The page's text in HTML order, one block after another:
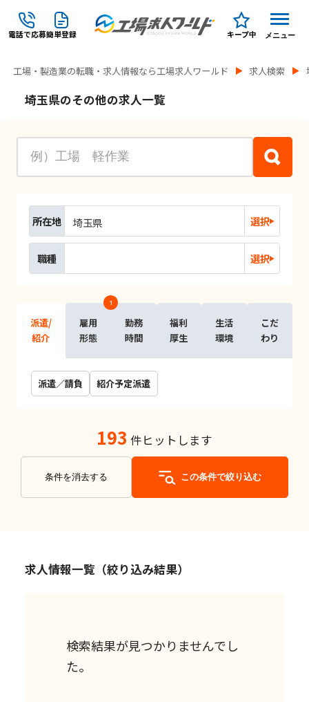
電話で応募簡単登録 キープ中 メニュー
工場・製造業の転職・求人情報なら工場求人ワールド 求人検索
埼玉県のその他の求人一覧
所在地 埼玉県 選択
職種 選択
派遣/
紹介
雇用
形態
1
勤務
時間
福利
厚生
生活
環境
こだ
わり
派遣／請負 紹介予定派遣
193 件ヒットします
条件を消去する この条件で絞り込む
求人情報一覧（絞り込み結果）
検索結果が見つかりませんでし
た。